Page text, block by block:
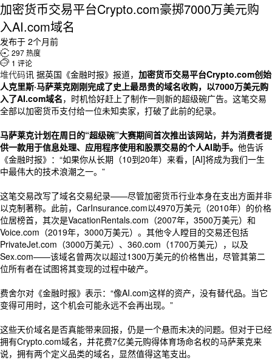
加密货币交易平台Crypto.com豪掷7000万美元购
入AI.com域名
发布于 2个月前
 297 热度
 1 评论
堆代码讯 据英国《金融时报》报道， 加密货币交易平台Crypto.com创始
人克里斯·马萨莱克刚刚完成了史上最昂贵的域名收购，以7000万美元购
入了AI.com域名，时机恰好赶上了制作一则新的超级碗广告。这笔交易
全部以加密货币支付给一位未知卖家，打破了此前的纪录。
马萨莱克计划在周日的“超级碗”大赛期间首次推出该网站，并为消费者提
供一款用于信息处理、应用程序使用和股票交易的个人AI助手。 他告诉
《金融时报》：“如果你从长期（10到20年）来看，[AI]将成为我们一生
中最伟大的技术浪潮之一。”
这笔交易改写了域名交易纪录——尽管加密货币行业本身在支出方面并非
以克制著称。此前，CarInsurance.com以4970万美元（2010年）的价格
位居榜首，其次是VacationRentals.com（2007年，3500万美元）和
Voice.com（2019年，3000万美元）。其他令人瞠目的交易还包括
PrivateJet.com（3000万美元）、360.com（1700万美元），以及
Sex.com——该域名曾两次以超过1300万美元的价格售出，尽管其第二
位所有者在试图将其变现的过程中破产。
费舍尔对《金融时报》表示：“像AI.com这样的资产，没有替代品。当它
变得可用时，这个机会可能永远不会再出现。”
这些天价域名是否真能带来回报，仍是一个悬而未决的问题。但对于已经
拥有Crypto.com域名，并花费7亿美元购得体育场命名权的马萨莱克来
说，拥有两个定义品类的域名，显然值得这笔支出。